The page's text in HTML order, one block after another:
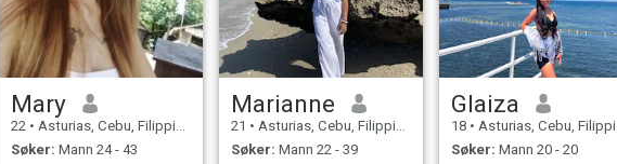
Mary
22 • Asturias, Cebu, Filippinene
Søker: Mann 24 - 43
Marianne
21 • Asturias, Cebu, Filippinene
Søker: Mann 22 - 39
Glaiza
18 • Asturias, Cebu, Filippinene
Søker: Mann 20 - 20